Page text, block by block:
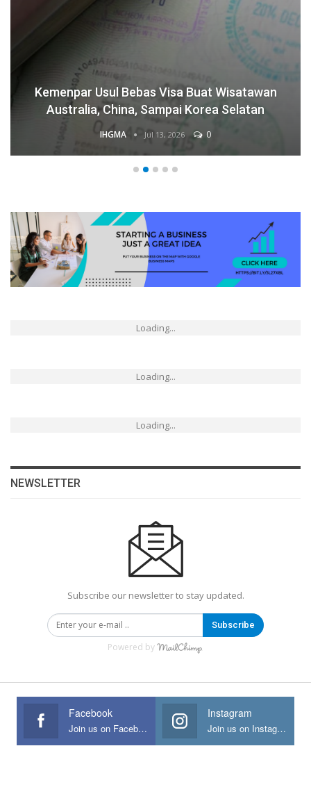
Kemenpar Usul Bebas Visa Buat Wisatawan
Australia, China, Sampai Korea Selatan
IHGMA Jul 13, 2026 0
Loading...
Loading...
Loading...
NEWSLETTER
Subscribe our newsletter to stay updated.
Subscribe
Powered by
Facebook
Join us on Facebook
Instagram
Join us on Instagram